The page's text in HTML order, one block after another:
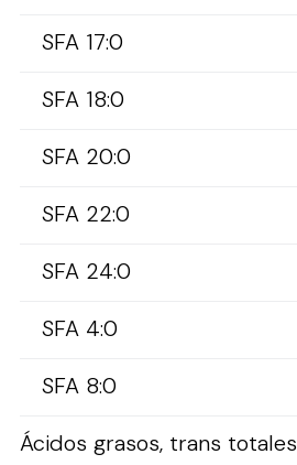
SFA 17:0
SFA 18:0
SFA 20:0
SFA 22:0
SFA 24:0
SFA 4:0
SFA 8:0
Ácidos grasos, trans totales